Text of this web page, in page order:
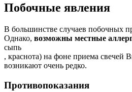
Побочные явления
В большинстве случаев побочных
Однако, возможны местные
сыпь
, краснота) на фоне приема свечей
возникают очень редко.
Противопоказания